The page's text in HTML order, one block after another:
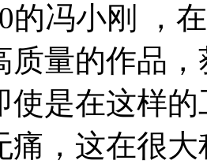
冯小刚 ，在
质量的作品
使是在这样
痛，这在很